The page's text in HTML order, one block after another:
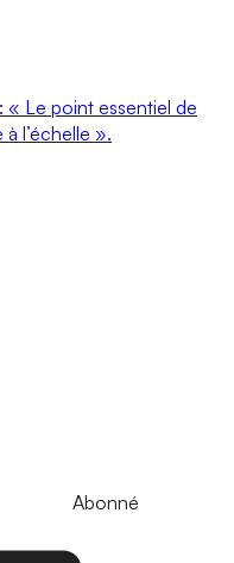
« Le point essentiel de
l’échelle ».
Abonné